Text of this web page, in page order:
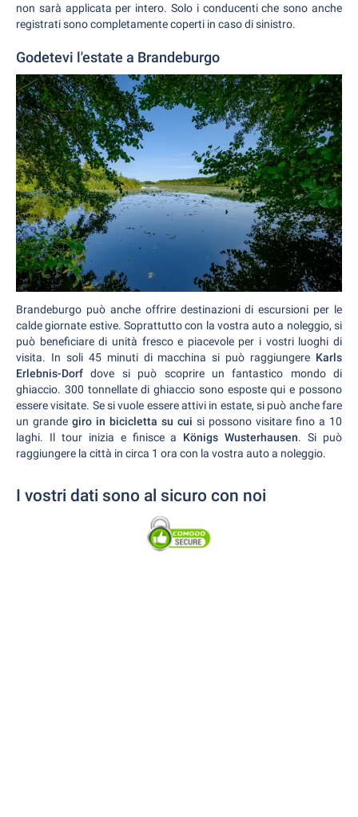
non sarà applicata per intero. Solo i conducenti che sono anche
registrati sono completamente coperti in caso di sinistro.
Godetevi l'estate a Brandeburgo
Brandeburgo può anche offrire destinazioni di escursioni per le
calde giornate estive. Soprattutto con la vostra auto a noleggio, si
può beneficiare di unità fresco e piacevole per i vostri luoghi di
visita. In soli 45 minuti di macchina si può raggiungere Karls
Erlebnis-Dorfdove si può scoprire un fantastico mondo di
ghiaccio. 300 tonnellate di ghiaccio sono esposte qui e possono
essere visitate. Se si vuole essere attivi in estate, si può anche fare
un grande giro in bicicletta su cui si possono visitare fino a 10
laghi. Il tour inizia e finisce a Königs Wusterhausen. Si può
raggiungere la città in circa 1 ora con la vostra auto a noleggio.
I vostri dati sono al sicuro con noi